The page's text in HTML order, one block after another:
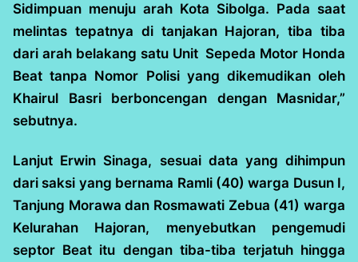
Sidimpuan menuju arah Kota Sibolga. Pada saat
melintas tepatnya di tanjakan Hajoran, tiba tiba
dari arah belakang satu Unit Sepeda Motor Honda
Beat tanpa Nomor Polisi yang dikemudikan oleh
Khairul Basri berboncengan dengan Masnidar,”
sebutnya.
Lanjut Erwin Sinaga, sesuai data yang dihimpun
dari saksi yang bernama Ramli (40) warga Dusun I,
Tanjung Morawa dan Rosmawati Zebua (41) warga
Kelurahan Hajoran, menyebutkan pengemudi
septor Beat itu dengan tiba-tiba terjatuh hingga